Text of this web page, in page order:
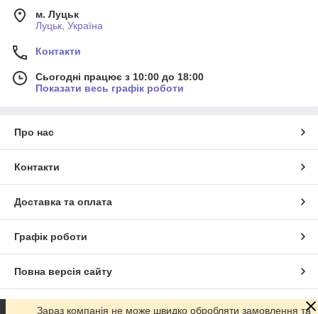
м. Луцьк
Луцьк, Україна
Контакти
Сьогодні працює з 10:00 до 18:00
Показати весь графік роботи
Про нас
Контакти
Доставка та оплата
Графік роботи
Повна версія сайту
Сайт створено на маркетплейсі Prom.ua
Зараз компанія не може швидко обробляти замовлення та